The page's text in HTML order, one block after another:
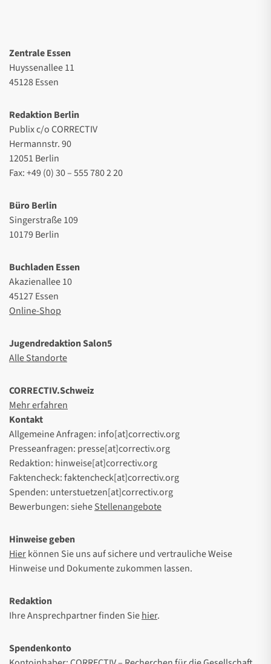
Zentrale Essen
Huyssenallee 11
45128 Essen
Redaktion Berlin
Publix c/o CORRECTIV
Hermannstr. 90
12051 Berlin
Fax: +49 (0) 30 – 555 780 2 20
Büro Berlin
Singerstraße 109
10179 Berlin
Buchladen Essen
Akazienallee 10
45127 Essen
Online-Shop
Jugendredaktion Salon5
Alle Standorte
CORRECTIV.Schweiz
Mehr erfahren
Kontakt
Allgemeine Anfragen: info[at]correctiv.org
Presseanfragen: presse[at]correctiv.org
Redaktion: hinweise[at]correctiv.org
Faktencheck: faktencheck[at]correctiv.org
Spenden: unterstuetzen[at]correctiv.org
Bewerbungen: sieheStellenangebote
Hinweise geben
Hierkönnen Sie uns auf sichere und vertrauliche Weise
Hinweise und Dokumente zukommen lassen.
Redaktion
Ihre Ansprechpartner finden Siehier.
Spendenkonto